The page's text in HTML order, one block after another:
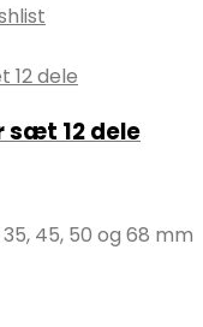
sæt 12 dele
35, 45, 50 og 68 mm